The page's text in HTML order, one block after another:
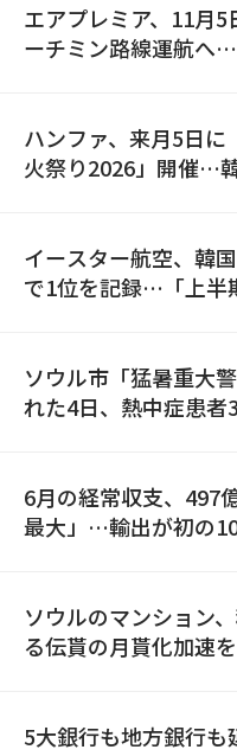
エアプレミア、11月5
ーチミン路線運航へ
ハンファ、来月5日に
火祭り2026」開催…
イースター航空、韓
で1位を記録…「上半
ソウル市「猛暑重大
れた4日、熱中症患者
6月の経常収支、497
最大」…輸出が初の
ソウルのマンション
る伝貰の月貰化加速
5大銀行も地方銀行